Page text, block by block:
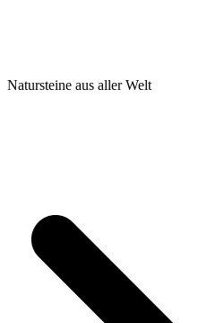
Natursteine aus aller Welt